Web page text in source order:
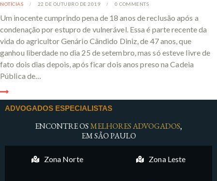
NOTÍCIAS 22 DE OUTUBRO DE 2019 0 COMMENTS
Um inocente cumprindo pena de 18 anos de reclusão após a
condenação por estupro de vulnerável. Essa é parte recente da
vida do agricultor Genário Cândido Diniz, de 47 anos, que
ganhou liberdade no dia 25 de setembro, mas só esteve livre de
fato dois dias depois, após ficar dois anos preso na Cadeia
Pública de…
ADVOGADOS ESPECIALISTAS
ENCONTRE OSMELHORES ADVOGADOS,
EM SÃO PAULO
Zona Norte Zona Leste